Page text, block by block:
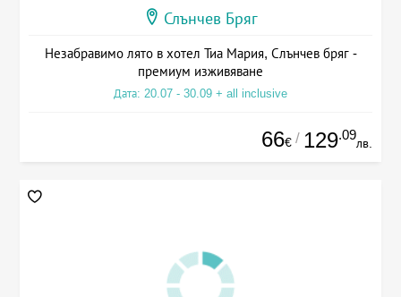
Слънчев Бряг
Незабравимо лято в хотел Тиа Мария, Слънчев бряг -
премиум изживяване
Дата: 20.07 - 30.09 + all inclusive
66€ / 129.09
лв.